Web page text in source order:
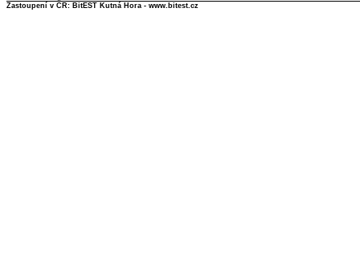
Zastoupení v ČR: BitEST Kutná Hora - www.bitest.cz